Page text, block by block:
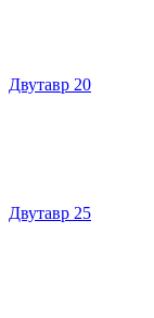
Двутавр 20
Двутавр 25